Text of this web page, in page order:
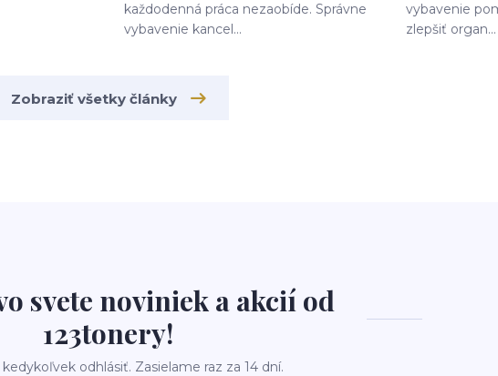
každodenná práca nezaobíde. Správne
vybavenie kancel...
vybavenie
zlepšiť organ...
Zobraziť všetky články
svete noviniek a akcií od
123tonery!
odhlásiť. Zasielame raz za 14 dní.